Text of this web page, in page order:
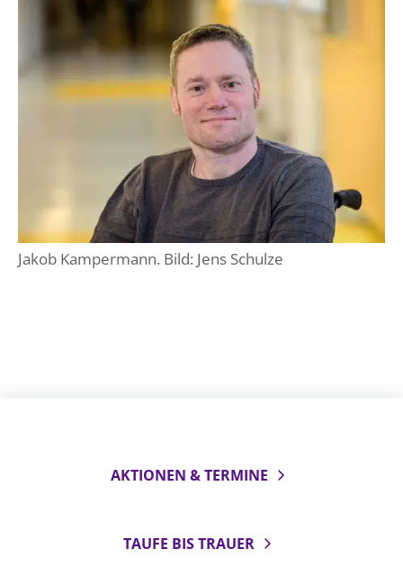
Jakob Kampermann. Bild: Jens Schulze
AKTIONEN & TERMINE
TAUFE BIS TRAUER